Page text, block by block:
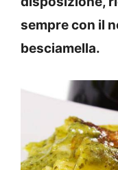
sempre con il
besciamella.